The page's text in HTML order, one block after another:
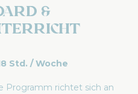
&
Std. / Woche
Programm richtet sich an